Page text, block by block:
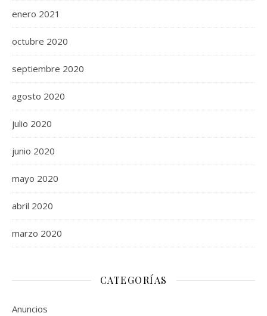
enero 2021
octubre 2020
septiembre 2020
agosto 2020
julio 2020
junio 2020
mayo 2020
abril 2020
marzo 2020
CATEGORÍAS
Anuncios